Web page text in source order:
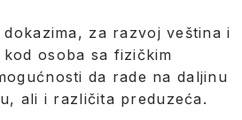
za razvoj veština i
osoba sa fizičkim
da rade na daljinu
ali i različita preduzeća.